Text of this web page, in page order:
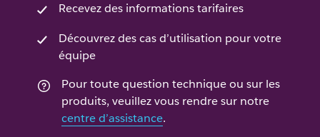
Recevez des informations tarifaires
Découvrez des cas d’utilisation pour votre
équipe
Pour toute question technique ou sur les
produits, veuillez vous rendre sur notre
centre d’assistance.